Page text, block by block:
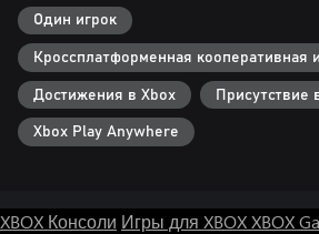
Один игрок
Кроссплатформенная кооперативная
Достижения в Xbox Присутствие
Xbox Play Anywhere
XBOX Консоли Игры для XBOXXBOX